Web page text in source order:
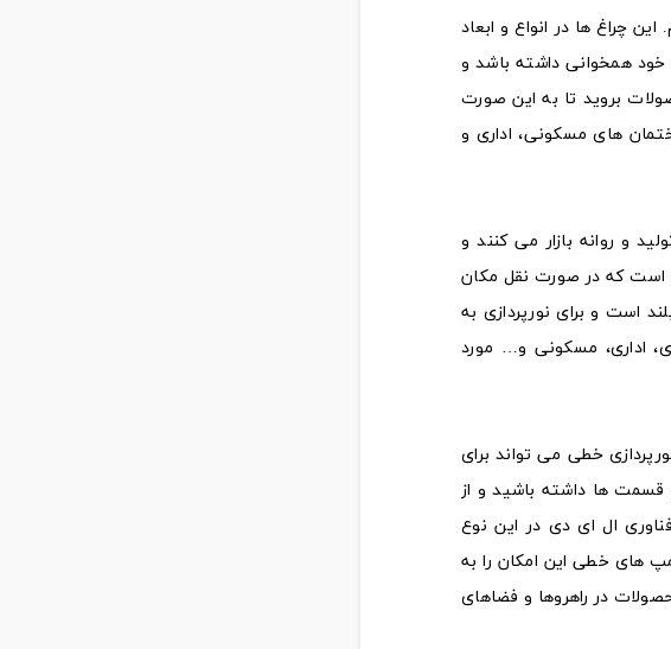
چراغ‌ ها در انواع و ابعاد
خود همخوانی داشته باشد و
بروید تا به این صورت
های مسکونی، اداری و
و روانه بازار می‌ کنند و
است که در صورت نقل مکان
است و برای نورپردازی به
اداری، مسکونی و… مورد
خطی می‌ تواند برای
قسمت‌ ها داشته باشید و از
ال ای دی در این نوع
های خطی این امکان را به
در راهروها و فضاهای